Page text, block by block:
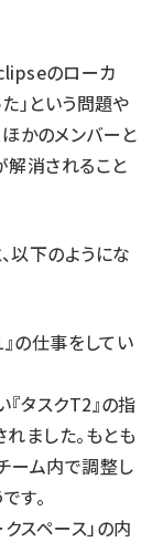
のローカ
」という問題や
かのメンバーと
解消されること
以下のようにな
』の仕事をしてい
『タスクT2』の指
れました。もとも
ーム内で調整し
す。
クスペース」の内